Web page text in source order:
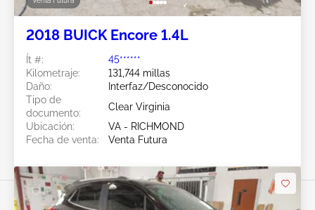
2018 BUICK Encore 1.4L
Ít #:
45******
Kilometraje:
131,744 millas
Daño:
Interfaz/Desconocido
Tipo de
documento:
Clear Virginia
Ubicación:
VA - RICHMOND
Fecha de venta:
Venta Futura